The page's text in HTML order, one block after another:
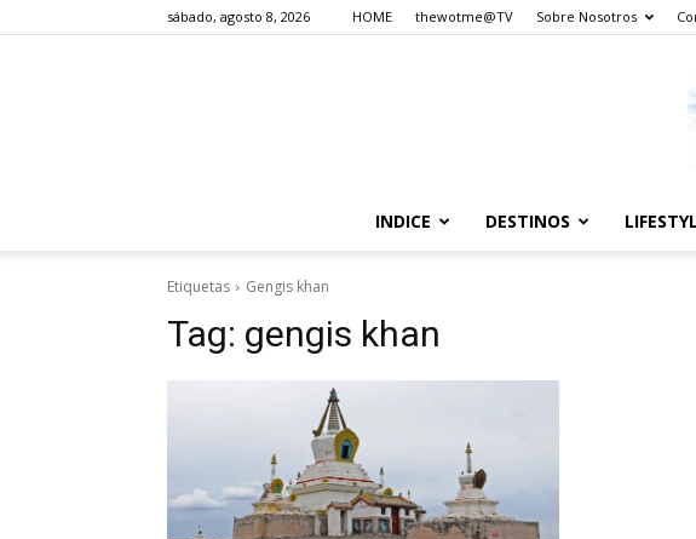
sábado, agosto 8, 2026 HOME thewotme@TV Sobre Nosotros
INDICE DESTINOS
Etiquetas Gengis khan
Tag: gengis khan